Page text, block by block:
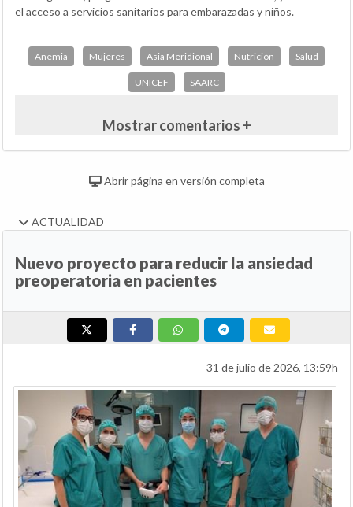
el acceso a servicios sanitarios para embarazadas y niños.
Anemia Mujeres Asia Meridional Nutrición Salud
UNICEF SAARC
Mostrar comentarios +
Abrir página en versión completa
ACTUALIDAD
Nuevo proyecto para reducir la ansiedad
preoperatoria en pacientes
31 de julio de 2026, 13:59h